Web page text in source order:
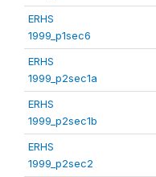
ERHS
1999_p1sec6
ERHS
1999_p2sec1a
ERHS
1999_p2sec1b
ERHS
1999_p2sec2